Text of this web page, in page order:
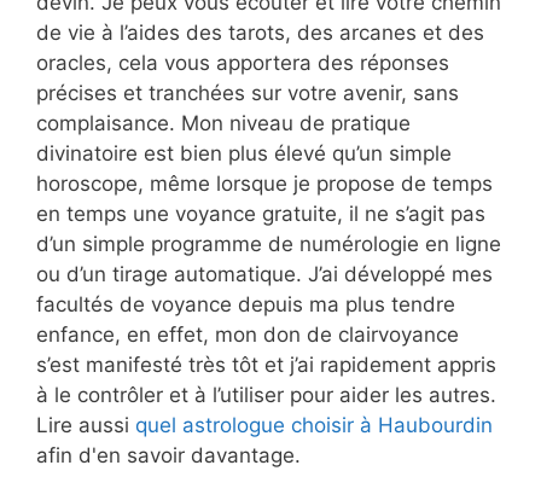
de vie à l’aides des tarots, des arcanes et des
oracles, cela vous apportera des réponses
précises et tranchées sur votre avenir, sans
complaisance. Mon niveau de pratique
divinatoire est bien plus élevé qu’un simple
horoscope, même lorsque je propose de temps
en temps une voyance gratuite, il ne s’agit pas
d’un simple programme de numérologie en ligne
ou d’un tirage automatique. J’ai développé mes
facultés de voyance depuis ma plus tendre
enfance, en effet, mon don de clairvoyance
s’est manifesté très tôt et j’ai rapidement appris
à le contrôler et à l’utiliser pour aider les autres.
Lire aussi quel astrologue choisir à Haubourdin
afin d'en savoir davantage.